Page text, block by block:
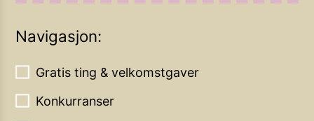
Navigasjon:
Gratis ting & velkomstgaver
Konkurranser